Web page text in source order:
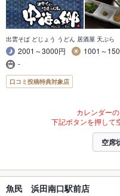
出雲そば どじょう うどん 居酒屋 天ぷら
2001～3000円
1001～
-
口コミ投稿特典対象店
カレンダー
下記ボタンを押して
空席
魚民 浜田南口駅前店